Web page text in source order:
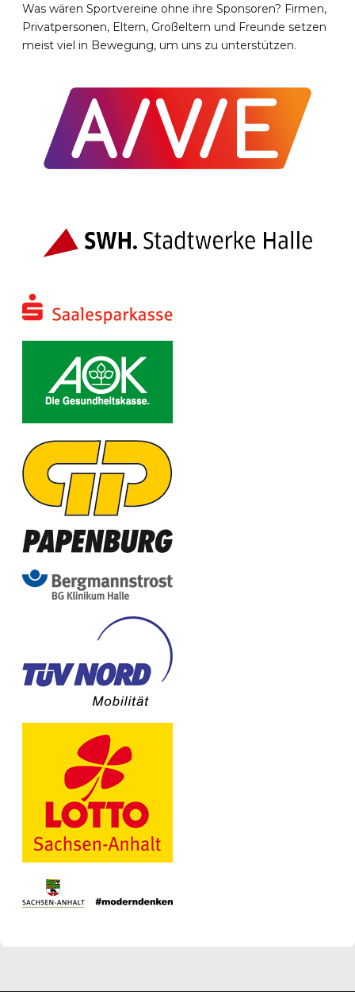
Was wären Sportvereine ohne ihre Sponsoren? Firmen,
Privatpersonen, Eltern, Großeltern und Freunde setzen
meist viel in Bewegung, um uns zu unterstützen.